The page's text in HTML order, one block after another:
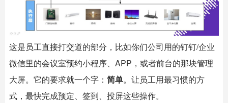
这是员工直接打交道的部分，比如你们公司用的钉钉/企业
微信里的会议室预约小程序、APP，或者前台的那块管理
大屏。它的要求就一个字： 简单。让员工用最习惯的方
式，最快完成预定、签到、投屏这些操作。